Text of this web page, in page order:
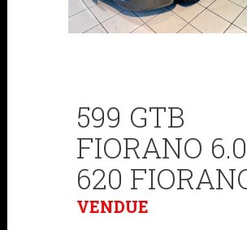
599 GTB
FIORANO 6.0
620
VENDUE